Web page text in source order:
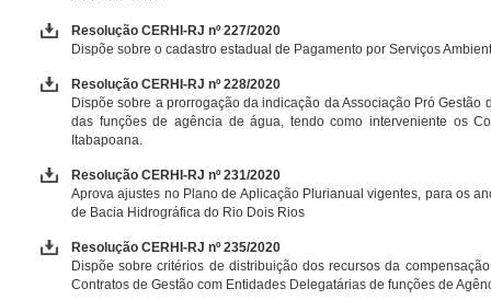
Resolução CERHI-RJ nº 227/2020
Dispõe sobre o cadastro estadual de Pagamento por Serviços
Resolução CERHI-RJ nº 228/2020
Dispõe sobre a prorrogação da indicação da Associação Pró
das funções de agência de água, tendo como interveniente os
Itabapoana.
Resolução CERHI-RJ nº 231/2020
Aprova ajustes no Plano de Aplicação Plurianual vigentes, para os
de Bacia Hidrográfica do Rio Dois Rios
Resolução CERHI-RJ nº 235/2020
Dispõe sobre critérios de distribuição dos recursos da
Contratos de Gestão com Entidades Delegatárias de funções de